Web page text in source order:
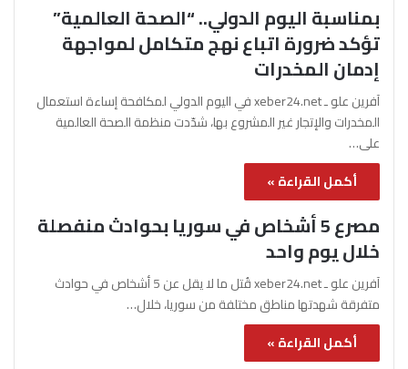
بمناسبة اليوم الدولي.. “الصحة العالمية”
تؤكد ضرورة اتباع نهج متكامل لمواجهة
إدمان المخدرات
آفرين علو ـ xeber24.net في اليوم الدولي لمكافحة إساءة استعمال
المخدرات والإتجار غير المشروع بها، شدّدت منظمة الصحة العالمية
على…
أكمل القراءة »
مصرع 5 أشخاص في سوريا بحوادث منفصلة
خلال يوم واحد
آفرين علو ـ xeber24.net قُتل ما لا يقل عن 5 أشخاص في حوادث
متفرقة شهدتها مناطق مختلفة من سوريا، خلال…
أكمل القراءة »